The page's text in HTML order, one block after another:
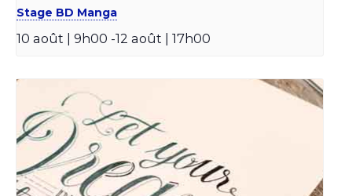
Stage BD Manga
10 août | 9h00 -12 août | 17h00